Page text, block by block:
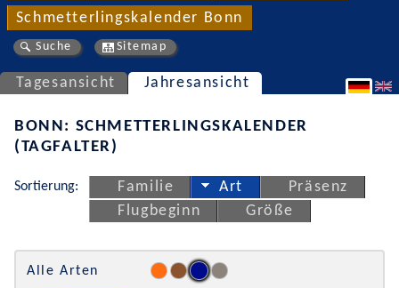
Schmetterlingskalender Bonn
Suche Sitemap
Tagesansicht Jahresansicht
BONN: SCHMETTERLINGSKALENDER
(TAGFALTER)
Sortierung: Familie Art
Präsenz
Flugbeginn
Größe
Alle Arten